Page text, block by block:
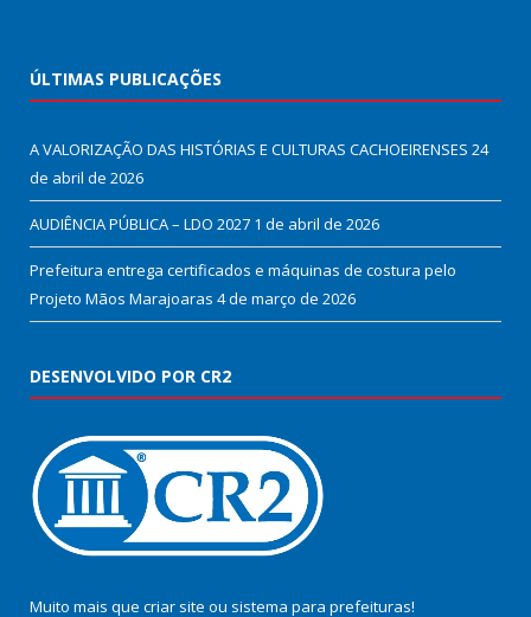
ÚLTIMAS PUBLICAÇÕES
A VALORIZAÇÃO DAS HISTÓRIAS E CULTURAS CACHOEIRENSES 24
de abril de 2026
AUDIÊNCIA PÚBLICA – LDO 2027 1 de abril de 2026
Prefeitura entrega certificados e máquinas de costura pelo
Projeto Mãos Marajoaras 4 de março de 2026
DESENVOLVIDO POR CR2
Muito mais que criar site ou sistema para prefeituras!